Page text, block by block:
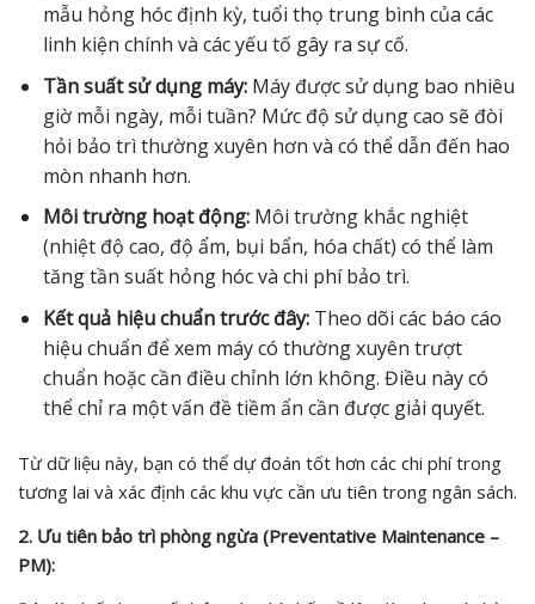
mẫu hỏng hóc định kỳ, tuổi thọ trung bình của các
linh kiện chính và các yếu tố gây ra sự cố.
Tần suất sử dụng máy:Máy được sử dụng bao nhiêu
giờ mỗi ngày, mỗi tuần? Mức độ sử dụng cao sẽ đòi
hỏi bảo trì thường xuyên hơn và có thể dẫn đến hao
mòn nhanh hơn.
Môi trường hoạt động:Môi trường khắc nghiệt
(nhiệt độ cao, độ ẩm, bụi bẩn, hóa chất) có thể làm
tăng tần suất hỏng hóc và chi phí bảo trì.
Kết quả hiệu chuẩn trước đây:Theo dõi các báo cáo
hiệu chuẩn để xem máy có thường xuyên trượt
chuẩn hoặc cần điều chỉnh lớn không. Điều này có
thể chỉ ra một vấn đề tiềm ẩn cần được giải quyết.
Từ dữ liệu này, bạn có thể dự đoán tốt hơn các chi phí trong
tương lai và xác định các khu vực cần ưu tiên trong ngân sách.
2. Ưu tiên bảo trì phòng ngừa (Preventative Maintenance –
PM):